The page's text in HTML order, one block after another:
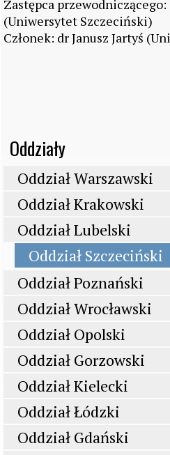
Zastępca
(Uniwersytet Szczeciński)
Członek: dr Janusz Jartyś
Oddziały
Oddział Warszawski
Oddział Krakowski
Oddział Lubelski
​Oddział S​zczeciński
Oddział P​oznański
Oddział W​rocławski
Oddział Opolski
Oddział Gorzowski
Oddział Kielecki
Oddział Łódzki
Oddział Gdański